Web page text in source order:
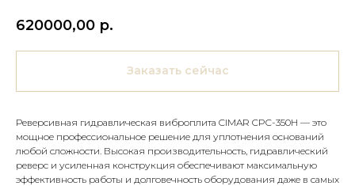
620000,00 р.
Заказать сейчас
Реверсивная гидравлическая виброплита CIMAR CPC-350H — это
мощное профессиональное решение для уплотнения оснований
любой сложности. Высокая производительность, гидравлический
реверс и усиленная конструкция обеспечивают максимальную
эффективность работы и долговечность оборудования даже в самых